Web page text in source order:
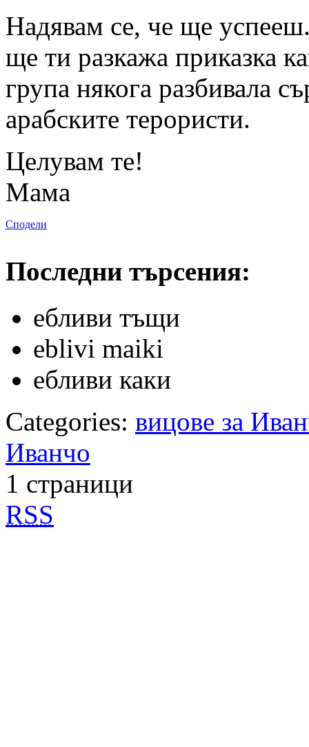
Надявам се, че ще
ще ти разкажа приказка
група някога разбивала
арабските терористи.
Целувам те!
Мама
Сподели
Последни търсения:
ебливи тъщи
eblivi maiki
ебливи каки
Categories: вицове за
Иванчо
1 страници
RSS